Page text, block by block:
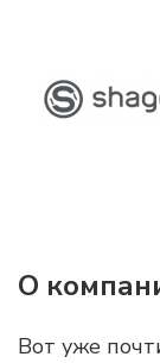
О
Вот уже